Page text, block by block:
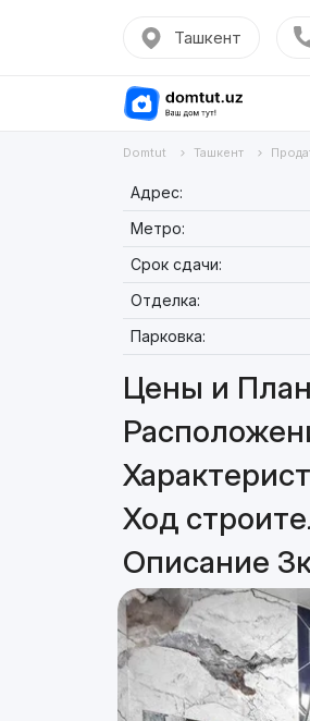
Ташкент
Domtut Ташкент
Адрес:
Метро:
Срок сдачи:
Отделка:
Парковка:
Цены и
Ход
Описание